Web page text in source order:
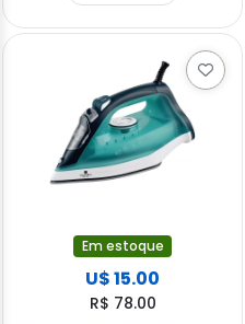
Em estoque
U$ 15.00
R$ 78.00